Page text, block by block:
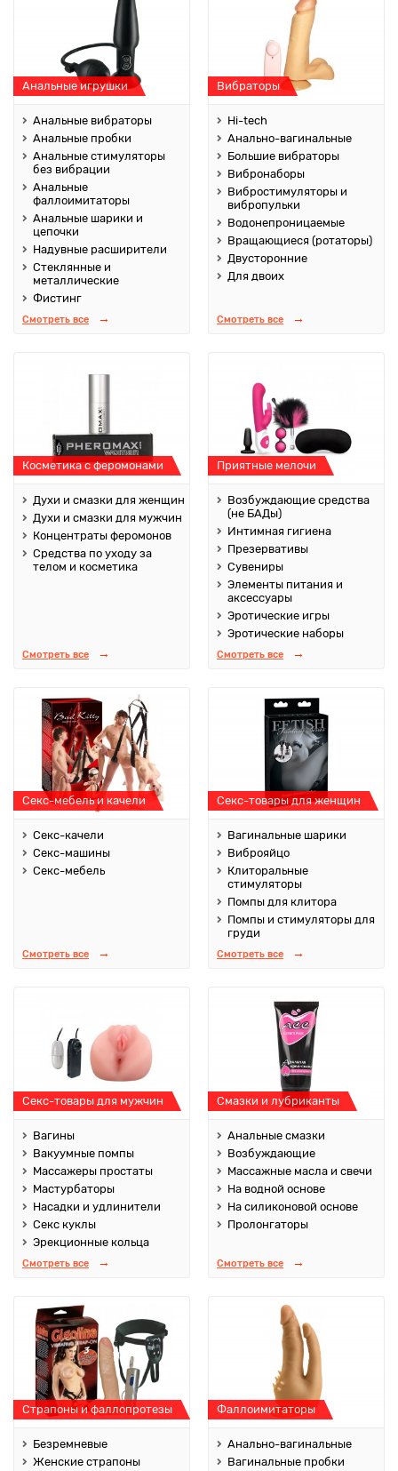
Анальные игрушки
Анальные вибраторы
Анальные пробки
Анальные стимуляторы
без вибрации
Анальные
фаллоимитаторы
Анальные шарики и
цепочки
Надувные расширители
Стеклянные и
металлические
Фистинг
Смотреть все
Вибраторы
Hi-tech
Анально-вагинальные
Большие вибраторы
Вибронаборы
Вибростимуляторы и
вибропульки
Водонепроницаемые
Вращающиеся (ротаторы)
Двусторонние
Для двоих
Смотреть все
Косметика с феромонами
Духи и смазки для женщин
Духи и смазки для мужчин
Концентраты феромонов
Средства по уходу за
телом и косметика
Смотреть все
Приятные мелочи
Возбуждающие средства
(не БАДы)
Интимная гигиена
Презервативы
Сувениры
Элементы питания и
аксессуары
Эротические игры
Эротические наборы
Смотреть все
Секс-мебель и качели
Секс-качели
Секс-машины
Секс-мебель
Смотреть все
Секс-товары для женщин
Вагинальные шарики
Виброяйцо
Клиторальные
стимуляторы
Помпы для клитора
Помпы и стимуляторы для
груди
Смотреть все
Секс-товары для мужчин
Вагины
Вакуумные помпы
Массажеры простаты
Мастурбаторы
Насадки и удлинители
Секс куклы
Эрекционные кольца
Смотреть все
Смазки и лубриканты
Анальные смазки
Возбуждающие
Массажные масла и свечи
На водной основе
На силиконовой основе
Пролонгаторы
Смотреть все
Страпоны и фаллопротезы
Безремневые
Женские страпоны
Фаллоимитаторы
Анально-вагинальные
Вагинальные пробки